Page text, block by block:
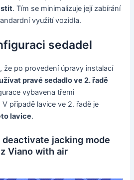
. Tím se minimalizuje její zabírání
využití vozidla.
sedadel
že po provedení úpravy instalací
pravé sedadlo ve 2. řadě
vybavena třemi
případě lavice ve 2. řadě je
lavice.
jacking mode
Viano with air